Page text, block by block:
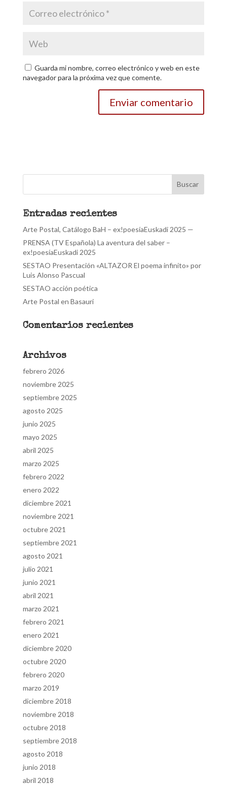
Guarda mi nombre, correo electrónico y web en este
navegador para la próxima vez que comente.
Entradas recientes
Arte Postal, Catálogo BaH – ex!poesíaEuskadi 2025 —
PRENSA (TV Española) La aventura del saber –
ex!poesíaEuskadi 2025
SESTAO Presentación «ALTAZOR El poema infinito» por
Luis Alonso Pascual
SESTAO acción poética
Arte Postal en Basauri
Comentarios recientes
Archivos
febrero 2026
noviembre 2025
septiembre 2025
agosto 2025
junio 2025
mayo 2025
abril 2025
marzo 2025
febrero 2022
enero 2022
diciembre 2021
noviembre 2021
octubre 2021
septiembre 2021
agosto 2021
julio 2021
junio 2021
abril 2021
marzo 2021
febrero 2021
enero 2021
diciembre 2020
octubre 2020
febrero 2020
marzo 2019
diciembre 2018
noviembre 2018
octubre 2018
septiembre 2018
agosto 2018
junio 2018
abril 2018